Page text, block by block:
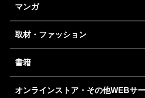
マンガ
取材・ファッション
書籍
オンラインストア・その他WEBサ